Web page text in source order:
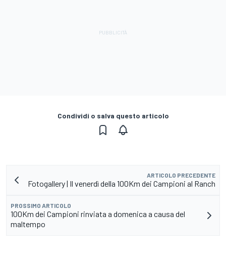
Condividi o salva questo articolo
ARTICOLO PRECEDENTE
Fotogallery | Il venerdì della 100Km dei Campioni al Ranch
PROSSIMO ARTICOLO
100Km dei Campioni rinviata a domenica a causa del
maltempo